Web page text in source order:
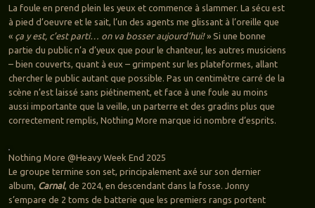
La foule en prend plein les yeux et commence à slammer. La sécu est
à pied d’oeuvre et le sait, l’un des agents me glissant à l’oreille que
« ça y est, c’est parti… on va bosser aujourd’hui!» Si une bonne
partie du public n’a d’yeux que pour le chanteur, les autres musiciens
– bien couverts, quant à eux – grimpent sur les plateformes, allant
chercher le public autant que possible. Pas un centimètre carré de la
scène n’est laissé sans piétinement, et face à une foule au moins
aussi importante que la veille, un parterre et des gradins plus que
correctement remplis, Nothing More marque ici nombre d’esprits.
Nothing More @Heavy Week End 2025
Le groupe termine son set, principalement axé sur son dernier
album, Carnal, de 2024, en descendant dans la fosse. Jonny
s’empare de 2 toms de batterie que les premiers rangs portent